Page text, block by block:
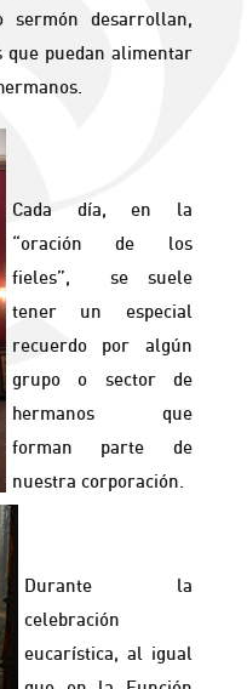
desarrollan,
que puedan alimentar
Cada día, en la
“oración de los
fieles”, se suele
tener un especial
recuerdo por algún
grupo o sector de
hermanos que
forman parte de
nuestra corporación.
Durante la
celebración
eucarística, al igual